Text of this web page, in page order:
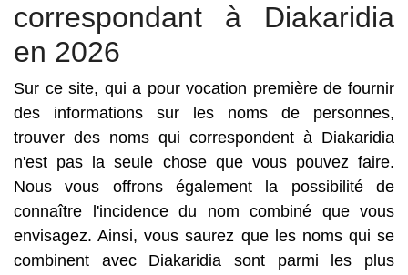
correspondant à Diakaridia
en 2026
Sur ce site, qui a pour vocation première de fournir
des informations sur les noms de personnes,
trouver des noms qui correspondent à Diakaridia
n'est pas la seule chose que vous pouvez faire.
Nous vous offrons également la possibilité de
connaître l'incidence du nom combiné que vous
envisagez. Ainsi, vous saurez que les noms qui se
combinent avec Diakaridia sont parmi les plus